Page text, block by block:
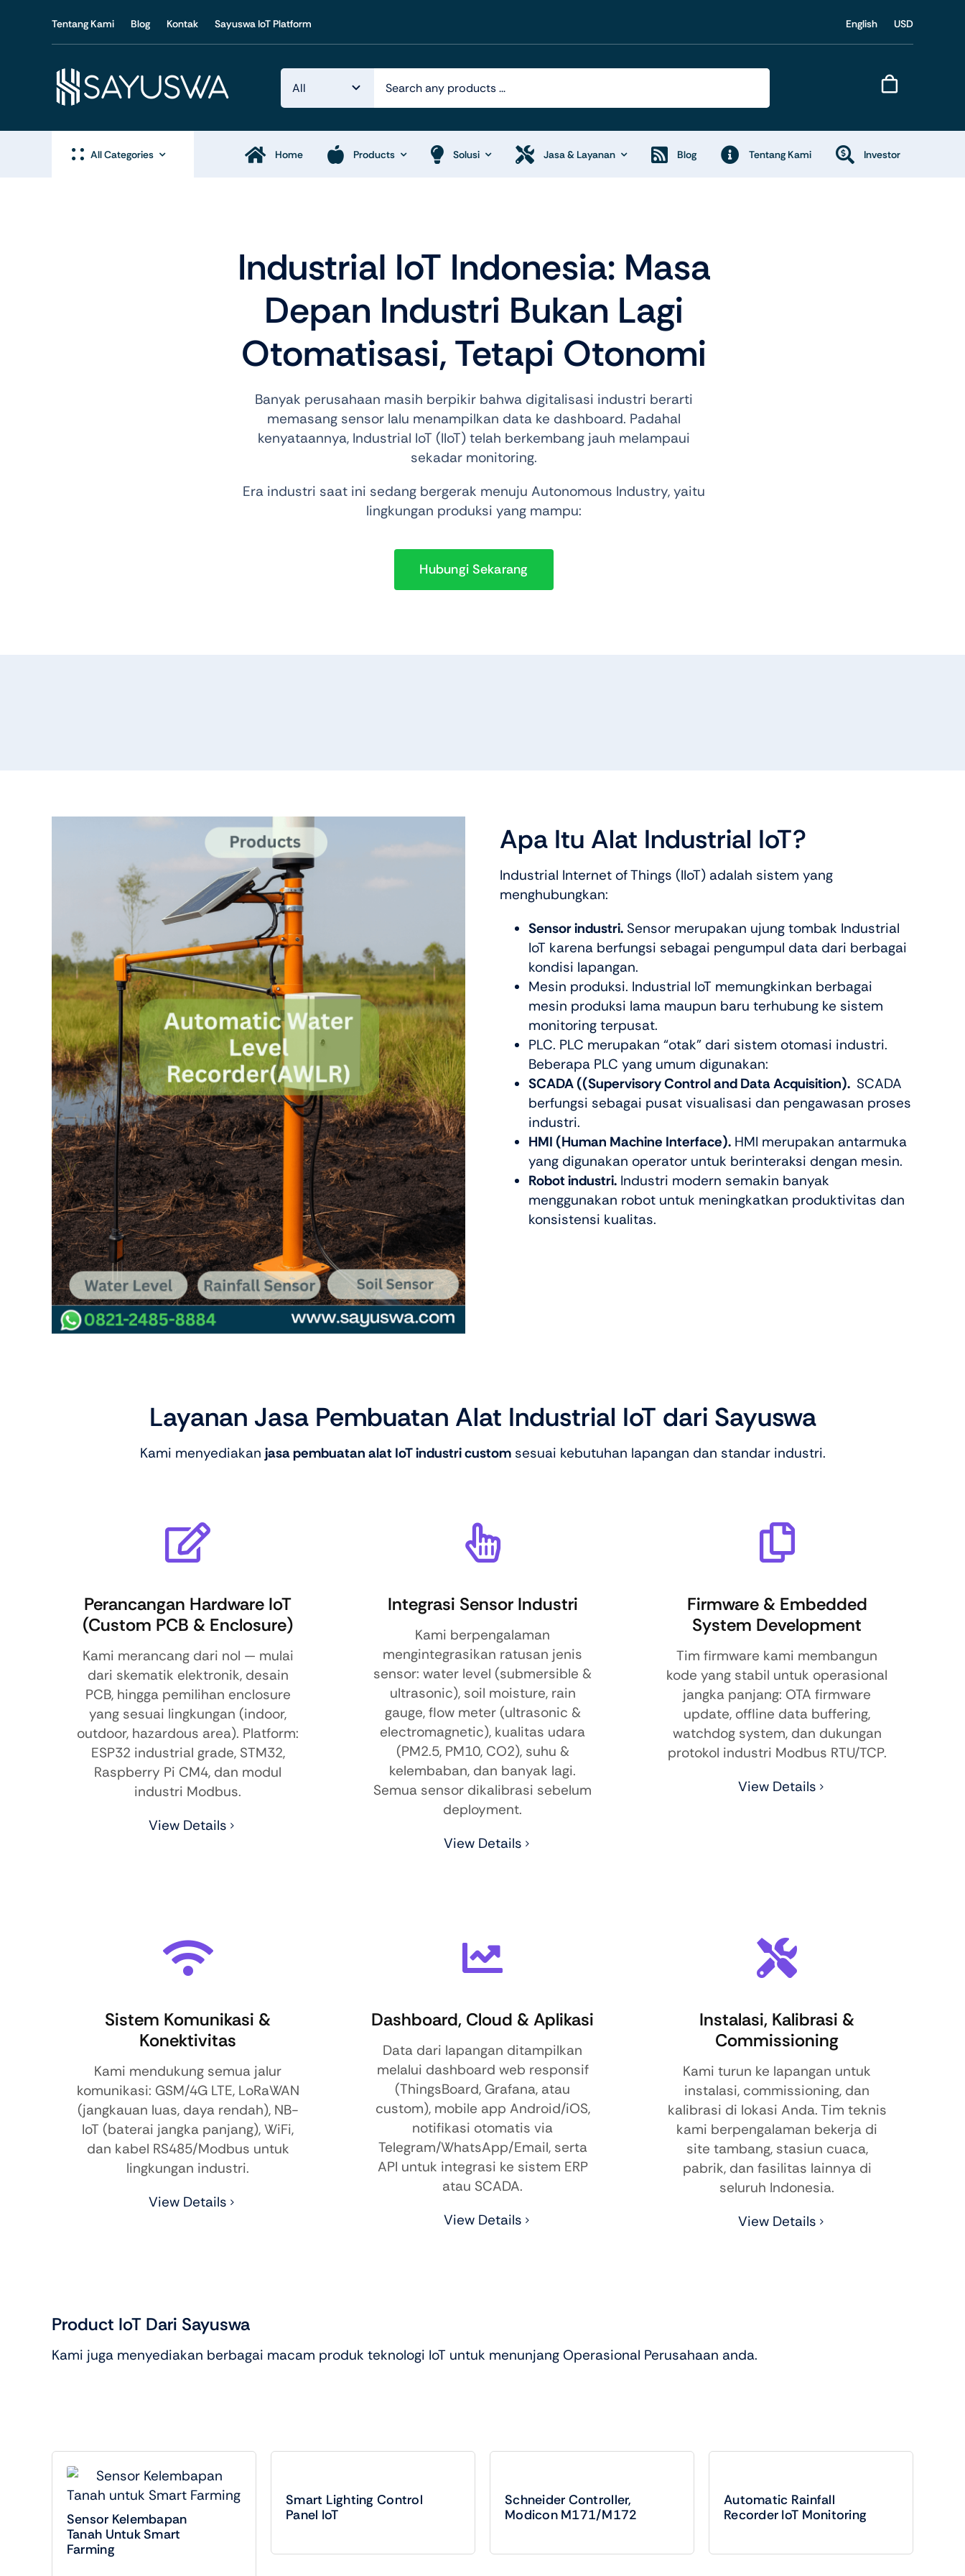
Tentang Kami Blog Kontak Sayuswa IoT Platform English USD
All Categories Home Products Solusi Jasa & Layanan Blog Tentang Kami Investor
Industrial IoT Indonesia: Masa
Depan Industri Bukan Lagi
Otomatisasi, Tetapi Otonomi
Banyak perusahaan masih berpikir bahwa digitalisasi industri berarti
memasang sensor lalu menampilkan data ke dashboard. Padahal
kenyataannya, Industrial IoT (IIoT) telah berkembang jauh melampaui
sekadar monitoring.
Era industri saat ini sedang bergerak menuju Autonomous Industry, yaitu
lingkungan produksi yang mampu:
Hubungi Sekarang
Apa Itu Alat Industrial IoT?
Industrial Internet of Things (IIoT) adalah sistem yang
menghubungkan:
Sensor industri.Sensor merupakan ujung tombak Industrial
IoT karena berfungsi sebagai pengumpul data dari berbagai
kondisi lapangan.
Mesin produksi. Industrial IoT memungkinkan berbagai
mesin produksi lama maupun baru terhubung ke sistem
monitoring terpusat.
PLC. PLC merupakan “otak” dari sistem otomasi industri.
Beberapa PLC yang umum digunakan:
SCADA ((Supervisory Control and Data Acquisition). SCADA
berfungsi sebagai pusat visualisasi dan pengawasan proses
industri.
HMI (Human Machine Interface).HMI merupakan antarmuka
yang digunakan operator untuk berinteraksi dengan mesin.
Robot industri.Industri modern semakin banyak
menggunakan robot untuk meningkatkan produktivitas dan
konsistensi kualitas.
Layanan Jasa Pembuatan Alat Industrial IoT dari Sayuswa
Kami menyediakan jasa pembuatan alat IoT industri customsesuai kebutuhan lapangan dan standar industri.
Perancangan Hardware IoT
(Custom PCB & Enclosure)
Kami merancang dari nol — mulai
dari skematik elektronik, desain
PCB, hingga pemilihan enclosure
yang sesuai lingkungan (indoor,
outdoor, hazardous area). Platform:
ESP32 industrial grade, STM32,
Raspberry Pi CM4, dan modul
industri Modbus.
View Details
Integrasi Sensor Industri
Kami berpengalaman
mengintegrasikan ratusan jenis
sensor: water level (submersible &
ultrasonic), soil moisture, rain
gauge, flow meter (ultrasonic &
electromagnetic), kualitas udara
(PM2.5, PM10, CO2), suhu &
kelembaban, dan banyak lagi.
Semua sensor dikalibrasi sebelum
deployment.
View Details
Firmware & Embedded
System Development
Tim firmware kami membangun
kode yang stabil untuk operasional
jangka panjang: OTA firmware
update, offline data buffering,
watchdog system, dan dukungan
protokol industri Modbus RTU/TCP.
View Details
Sistem Komunikasi &
Konektivitas
Kami mendukung semua jalur
komunikasi: GSM/4G LTE, LoRaWAN
(jangkauan luas, daya rendah), NB-
IoT (baterai jangka panjang), WiFi,
dan kabel RS485/Modbus untuk
lingkungan industri.
View Details
Dashboard, Cloud & Aplikasi
Data dari lapangan ditampilkan
melalui dashboard web responsif
(ThingsBoard, Grafana, atau
custom), mobile app Android/iOS,
notifikasi otomatis via
Telegram/WhatsApp/Email, serta
API untuk integrasi ke sistem ERP
atau SCADA.
View Details
Instalasi, Kalibrasi &
Commissioning
Kami turun ke lapangan untuk
instalasi, commissioning, dan
kalibrasi di lokasi Anda. Tim teknis
kami berpengalaman bekerja di
site tambang, stasiun cuaca,
pabrik, dan fasilitas lainnya di
seluruh Indonesia.
View Details
Product IoT Dari Sayuswa
Kami juga menyediakan berbagai macam produk teknologi IoT untuk menunjang Operasional Perusahaan anda.
Sensor Kelembapan
Tanah Untuk Smart
Farming
Smart Lighting Control
Panel IoT
Schneider Controller,
Modicon M171/M172
Automatic Rainfall
Recorder IoT Monitoring